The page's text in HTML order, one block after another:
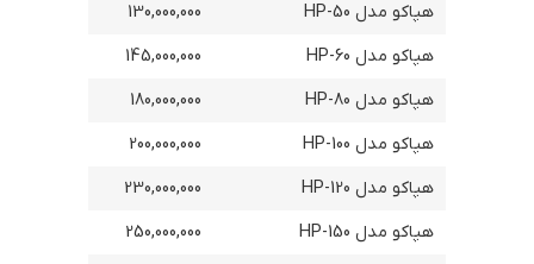
هپاکو مدل HP-50
130,000,000
هپاکو مدل HP-60
145,000,000
هپاکو مدل HP-80
180,000,000
هپاکو مدل HP-100
200,000,000
هپاکو مدل HP-120
230,000,000
هپاکو مدل HP-150
250,000,000